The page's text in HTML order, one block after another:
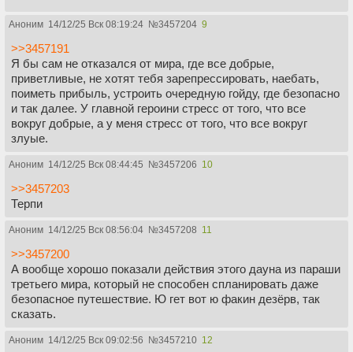
Аноним 14/12/25 Вск 08:19:24 №3457204 9
>>3457191
Я бы сам не отказался от мира, где все добрые,
приветливые, не хотят тебя зарепрессировать, наебать,
поиметь прибыль, устроить очередную гойду, где безопасно
и так далее. У главной героини стресс от того, что все
вокруг добрые, а у меня стресс от того, что все вокруг
злуые.
Аноним 14/12/25 Вск 08:44:45 №3457206 10
>>3457203
Терпи
Аноним 14/12/25 Вск 08:56:04 №3457208 11
>>3457200
А вообще хорошо показали действия этого дауна из параши
третьего мира, который не способен спланировать даже
безопасное путешествие. Ю гет вот ю факин дезёрв, так
сказать.
Аноним 14/12/25 Вск 09:02:56 №3457210 12